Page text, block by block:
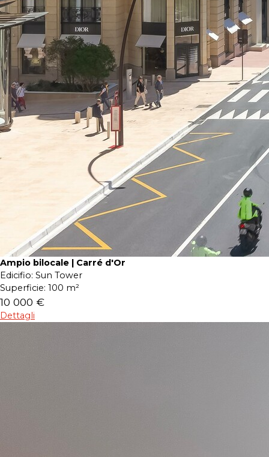
Ampio bilocale | Carré d'Or
Edicifio: Sun Tower
Superficie: 100 m²
10 000 €
Dettagli